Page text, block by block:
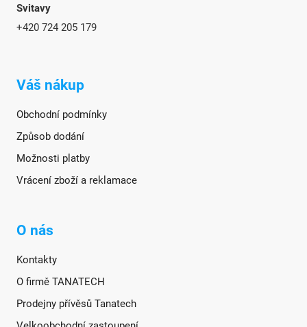
Svitavy
+420 724 205 179
Váš nákup
Obchodní podmínky
Způsob dodání
Možnosti platby
Vrácení zboží a reklamace
O nás
Kontakty
O firmě TANATECH
Prodejny přívěsů Tanatech